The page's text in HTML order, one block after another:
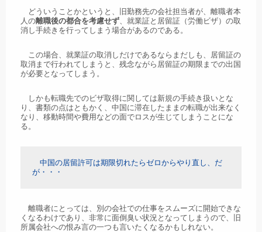
どういうことかというと、旧勤務先の会社担当者が、離職者本
人の離職後の都合を考慮せず 、就業証と居留証（労働ビザ）の取
消し手続きを行ってしまう場合があるのである。
この場合、就業証の取消しだけであるならまだしも、居留証の
取消まで行われてしまうと、残念ながら居留証の期限までの出国
が必要となってしまう。
しかも転職先でのビザ取得に関しては新規の手続き扱いとな
り、書類の点はともかく、中国に滞在したままの転職が出来なく
なり、移動時間や費用などの面でロスが生じてしまうことにな
る。
中国の居留許可は期限切れたらゼロからやり直し、だ
が・・・
離職者にとっては、別の会社での仕事をスムーズに開始できな
くなるわけであり、非常に面倒臭い状況となってしまうので、旧
所属会社への恨み言の一つも言いたくなるかもしれない。